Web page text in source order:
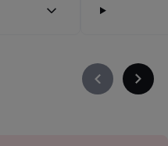
Précédent